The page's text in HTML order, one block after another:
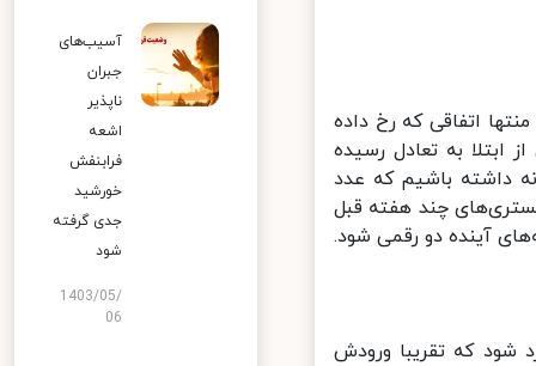
اتفاقی که رخ داده
به تعادل رسیده
۱۰۰ تا ۱۵۰ مورد فوت روزانه داشته باشیم که عدد
چند هفته قبل
آینده دو رقمی شود.
که تقریبا ورودش
آسیب‌های
جبران
ناپذیر
اشعه
فرابنفش
خورشید
جدی گرفته
شود
1403/05/
06